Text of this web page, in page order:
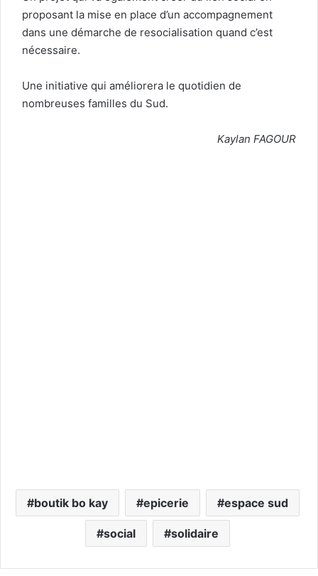
proposant la mise en place d’un accompagnement
dans une démarche de resocialisation quand c’est
nécessaire.
Une initiative qui améliorera le quotidien de
nombreuses familles du Sud.
Kaylan FAGOUR
boutik bo kay epicerie espace sud
social solidaire